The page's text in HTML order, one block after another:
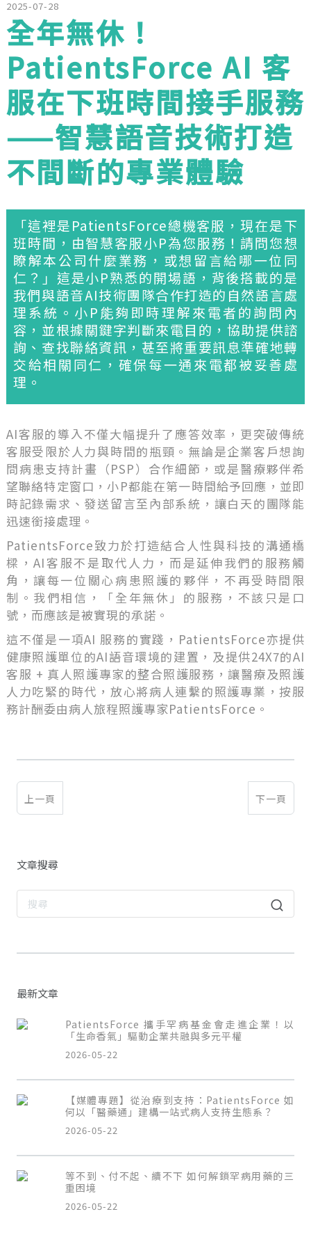
2025-07-28
全年無休！
PatientsForce AI 客
服在下班時間接手服務
——智慧語音技術打造
不間斷的專業體驗
「這裡是PatientsForce總機客服，現在是下
班時間，由智慧客服小P為您服務！請問您想
瞭解本公司什麼業務，或想留言給哪一位同
仁？」這是小P熟悉的開場語，背後搭載的是
我們與語音AI技術團隊合作打造的自然語言處
理系統。小P能夠即時理解來電者的詢問內
容，並根據關鍵字判斷來電目的，協助提供諮
詢、查找聯絡資訊，甚至將重要訊息準確地轉
交給相關同仁，確保每一通來電都被妥善處
理。
AI客服的導入不僅大幅提升了應答效率，更突破傳統
客服受限於人力與時間的瓶頸。無論是企業客戶想詢
問病患支持計畫（PSP）合作細節，或是醫療夥伴希
望聯絡特定窗口，小P都能在第一時間給予回應，並即
時記錄需求、發送留言至內部系統，讓白天的團隊能
迅速銜接處理。
PatientsForce致力於打造結合人性與科技的溝通橋
樑，AI客服不是取代人力，而是延伸我們的服務觸
角，讓每一位關心病患照護的夥伴，不再受時間限
制。我們相信，「全年無休」的服務，不該只是口
號，而應該是被實現的承諾。
這不僅是一項AI 服務的實踐，PatientsForce亦提供
健康照護單位的AI語音環境的建置，及提供24X7的AI
客服 + 真人照護專家的整合照護服務，讓醫療及照護
人力吃緊的時代，放心將病人連繫的照護專業，按服
務計酬委由病人旅程照護專家PatientsForce。
上一頁 下一頁
文章搜尋
最新文章
PatientsForce 攜手罕病基金會走進企業！以
「生命香氣」驅動企業共融與多元平權
2026-05-22
【媒體專題】從治療到支持：PatientsForce 如
何以「醫藥通」建構一站式病人支持生態系？
2026-05-22
等不到、付不起、續不下 如何解鎖罕病用藥的三
重困境
2026-05-22